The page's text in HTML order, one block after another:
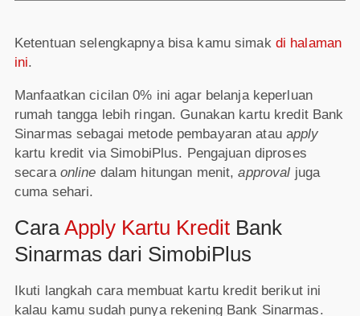
Ketentuan selengkapnya bisa kamu simakdi halaman
ini.
Manfaatkan cicilan 0% ini agar belanja keperluan
rumah tangga lebih ringan. Gunakan kartu kredit Bank
Sinarmas sebagai metode pembayaran atau apply
kartu kredit via SimobiPlus. Pengajuan diproses
secara online dalam hitungan menit,approval juga
cuma sehari.
CaraApply Kartu KreditBank
Sinarmas dari SimobiPlus
Ikuti langkah cara membuat kartu kredit berikut ini
kalau kamu sudah punya rekening Bank Sinarmas.